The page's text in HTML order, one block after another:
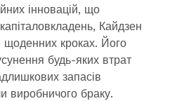
інновацій, що
Кайдзен
щоденних кроках. Його
будь-яких втрат
запасів
виробничого браку.